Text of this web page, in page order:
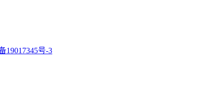
19017345号-3